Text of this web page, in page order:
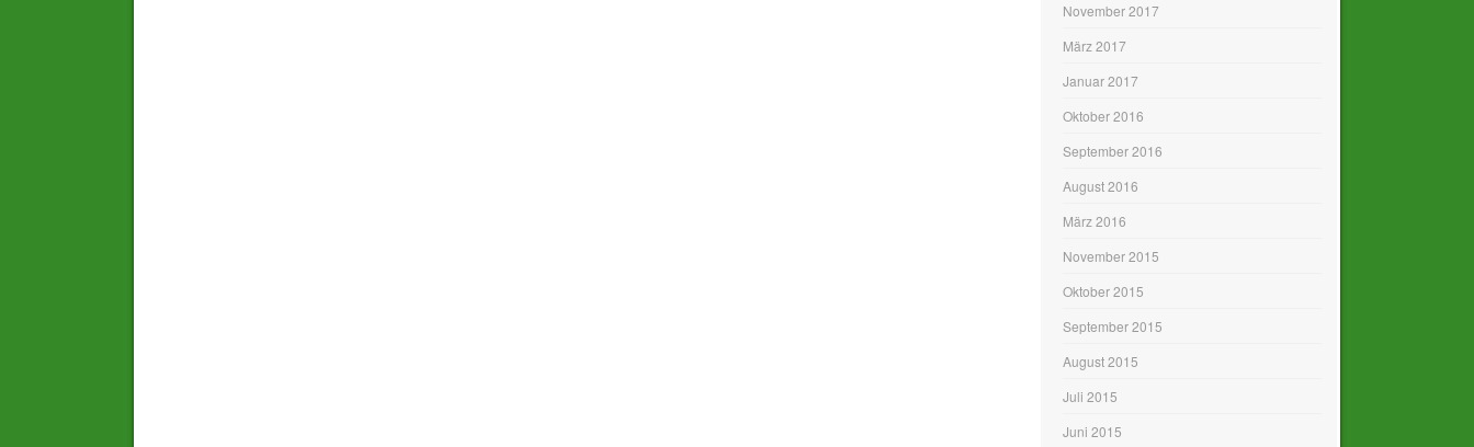
November 2017
März 2017
Januar 2017
Oktober 2016
September 2016
August 2016
März 2016
November 2015
Oktober 2015
September 2015
August 2015
Juli 2015
Juni 2015